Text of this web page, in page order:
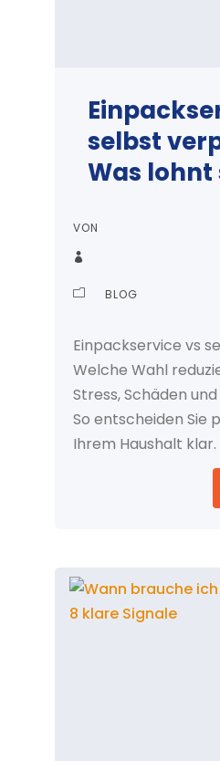
selbst
Was lohnt
VON
BLOG
Einpackservice vs
Welche Wahl
Stress, Schäden
So entscheiden Sie
Ihrem Haushalt klar.